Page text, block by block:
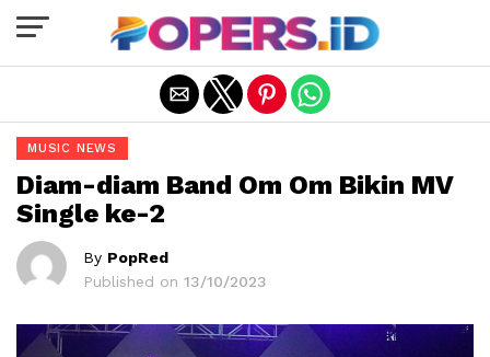
MUSIC NEWS
Diam-diam Band Om Om Bikin MV
Single ke-2
By PopRed
Published on 13/10/2023
Exit mobile version